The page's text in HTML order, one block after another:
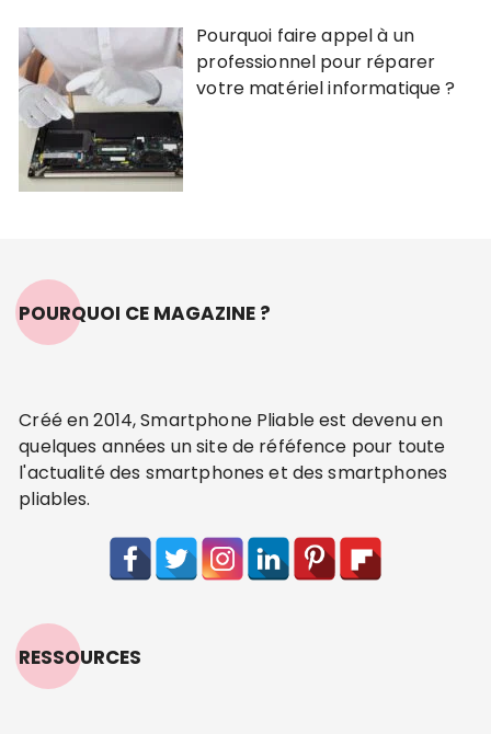
Pourquoi faire appel à un
professionnel pour réparer
votre matériel informatique ?
POURQUOI CE MAGAZINE ?
Créé en 2014, Smartphone Pliable est devenu en
quelques années un site de réféfence pour toute
l'actualité des smartphones et des smartphones
pliables.
RESSOURCES